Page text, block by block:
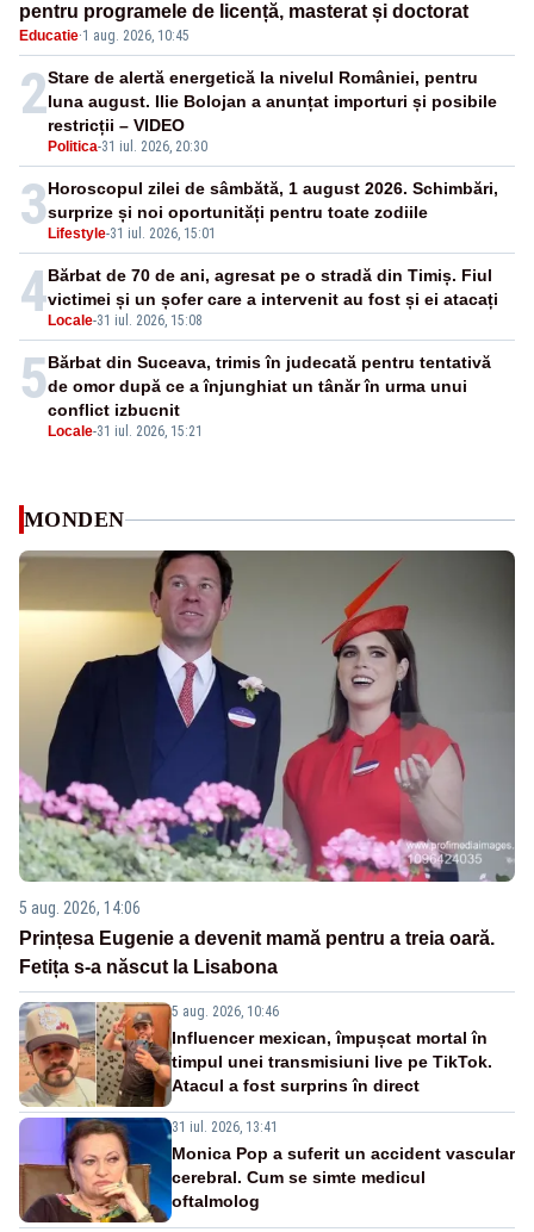
pentru programele de licență, masterat și doctorat
Educatie·1 aug. 2026, 10:45
2
Politica-31 iul. 2026, 20:30
Stare de alertă energetică la nivelul României, pentru
luna august. Ilie Bolojan a anunțat importuri și posibile
restricții – VIDEO
3 Lifestyle-31 iul. 2026, 15:01
Horoscopul zilei de sâmbătă, 1 august 2026. Schimbări,
surprize și noi oportunități pentru toate zodiile
4 Locale-31 iul. 2026, 15:08
Bărbat de 70 de ani, agresat pe o stradă din Timiș. Fiul
victimei și un șofer care a intervenit au fost și ei atacați
5
Locale-31 iul. 2026, 15:21
Bărbat din Suceava, trimis în judecată pentru tentativă
de omor după ce a înjunghiat un tânăr în urma unui
conflict izbucnit
MONDEN
5 aug. 2026, 14:06
Prințesa Eugenie a devenit mamă pentru a treia oară.
Fetița s-a născut la Lisabona
5 aug. 2026, 10:46
Influencer mexican, împușcat mortal în
timpul unei transmisiuni live pe TikTok.
Atacul a fost surprins în direct
31 iul. 2026, 13:41
Monica Pop a suferit un accident vascular
cerebral. Cum se simte medicul
oftalmolog